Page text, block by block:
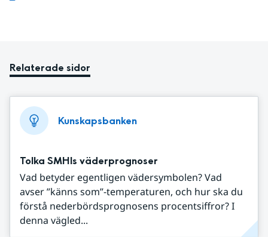
Relaterade sidor
Kunskapsbanken
Tolka SMHIs väderprognoser
Vad betyder egentligen vädersymbolen? Vad
avser ”känns som”-temperaturen, och hur ska du
förstå nederbördsprognosens procentsiffror? I
denna vägled...